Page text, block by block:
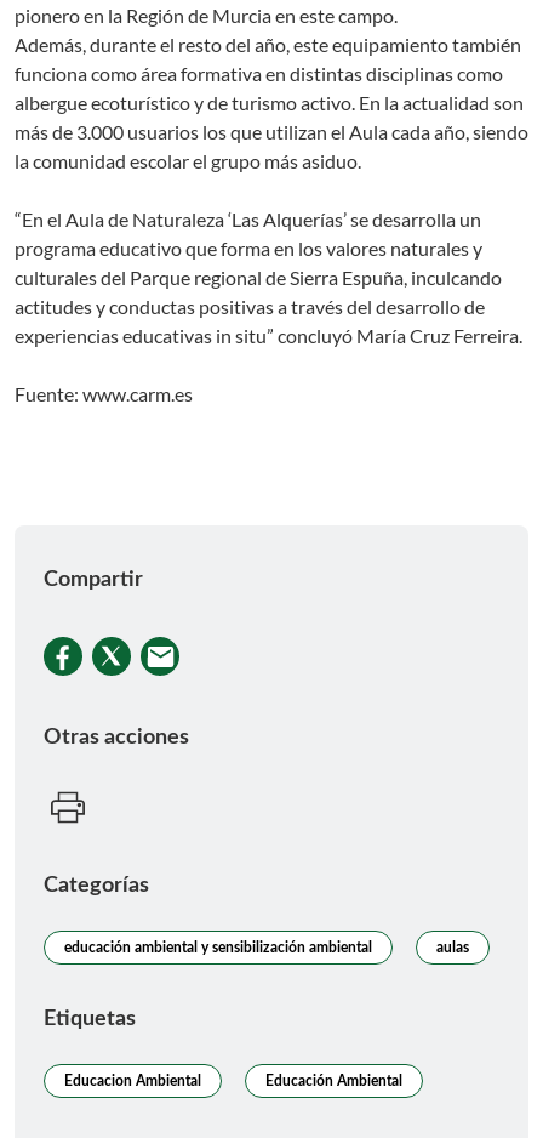
pionero en la Región de Murcia en este campo.
Además, durante el resto del año, este equipamiento también
funciona como área formativa en distintas disciplinas como
albergue ecoturístico y de turismo activo. En la actualidad son
más de 3.000 usuarios los que utilizan el Aula cada año, siendo
la comunidad escolar el grupo más asiduo.
“En el Aula de Naturaleza ‘Las Alquerías’ se desarrolla un
programa educativo que forma en los valores naturales y
culturales del Parque regional de Sierra Espuña, inculcando
actitudes y conductas positivas a través del desarrollo de
experiencias educativas in situ” concluyó María Cruz Ferreira.
Fuente: www.carm.es
Compartir
Otras acciones
Categorías
educación ambiental y sensibilización ambiental aulas
Etiquetas
Educacion Ambiental Educación Ambiental